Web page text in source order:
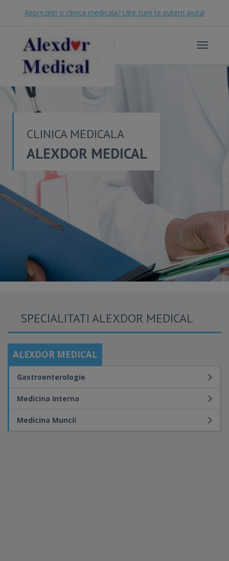
Reprezinti o clinica medicala? Uite cum te putem ajuta!
Toggle
CLINICA MEDICALA
ALEXDOR MEDICAL
SPECIALITATI ALEXDOR MEDICAL
ALEXDOR MEDICAL
Gastroenterologie
Medicina Interna
Medicina Muncii